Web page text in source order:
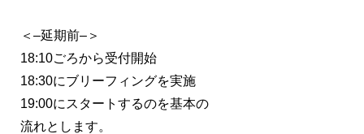
＜–延期前–＞
18:10ごろから受付開始
18:30にブリーフィングを実施
19:00にスタートするのを基本の
流れとします。